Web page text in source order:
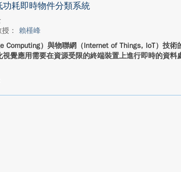
耗即時物件分類系統
： 賴槿峰
Computing）與物聯網（Internet of Things, IoT）技術
視覺應用需要在資源受限的終端裝置上進行即時的資料